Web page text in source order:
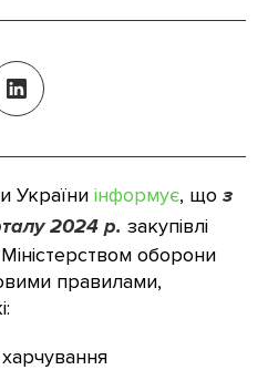
України інформує, що з
2024 р. закупівлі
оборони
правилами,